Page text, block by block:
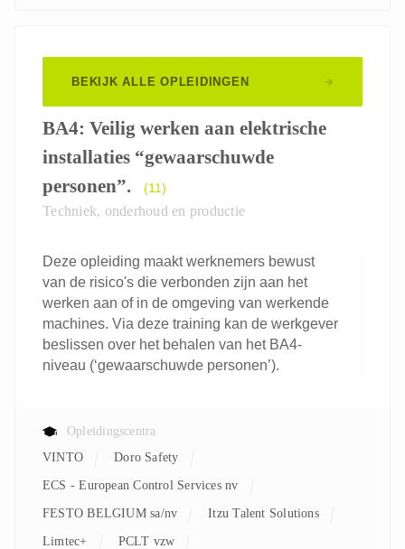
BEKIJK ALLE OPLEIDINGEN
BA4: Veilig werken aan elektrische
installaties “gewaarschuwde
personen”.
(11)
Techniek, onderhoud en productie
Deze opleiding maakt werknemers bewust
van de risico's die verbonden zijn aan het
werken aan of in de omgeving van werkende
machines. Via deze training kan de werkgever
beslissen over het behalen van het BA4-
niveau (‘gewaarschuwde personen’).
Opleidingscentra
VINTO
Doro Safety
ECS - European Control Services nv
FESTO BELGIUM sa/nv Itzu Talent Solutions
Limtec+ PCLT vzw